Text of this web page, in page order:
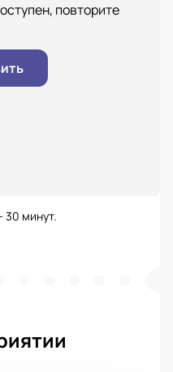
повторите
30 минут.